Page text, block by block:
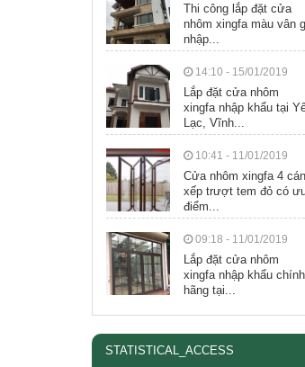
Thi công lắp đặt cửa
nhôm xingfa màu vân
nhập...
14:10 - 15/01/2019
Lắp đặt cửa nhôm
xingfa nhập khẩu tại
Lạc, Vĩnh...
10:41 - 11/01/2019
Cửa nhôm xingfa 4
xếp trượt tem đỏ có
điểm...
09:18 - 11/01/2019
Lắp đặt cửa nhôm
xingfa nhập khẩu chính
hãng tại...
STATISTICAL_ACCESS